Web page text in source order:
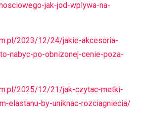
jak-jod-wplywa-na-
2023/12/24/jakie-akcesoria-
nabyc-po-obnizonej-cenie-poza-
2025/12/21/jak-czytac-metki-
elastanu-by-uniknac-rozciagniecia/